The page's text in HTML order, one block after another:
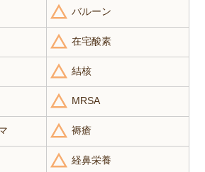
バルーン
在宅酸素
結核
MRSA
褥瘡
経鼻栄養